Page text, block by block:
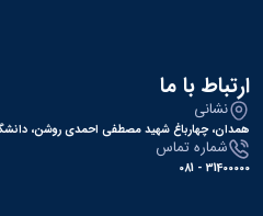
ارتباط با ما
نشانی
همدان، چهارباغ شهید مصطفی احمدی روشن،
شماره تماس
31400000 - 081